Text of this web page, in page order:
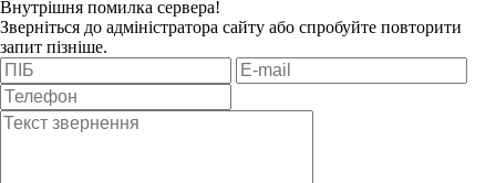
Внутрішня помилка сервера!
Зверніться до адміністратора сайту або спробуйте повторити
запит пізніше.